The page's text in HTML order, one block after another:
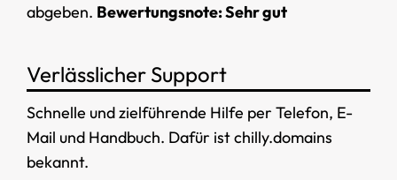
abgeben. Bewertungsnote: Sehr gut
Verlässlicher Support
Schnelle und zielführende Hilfe per Telefon, E-
Mail und Handbuch. Dafür ist chilly.domains
bekannt.